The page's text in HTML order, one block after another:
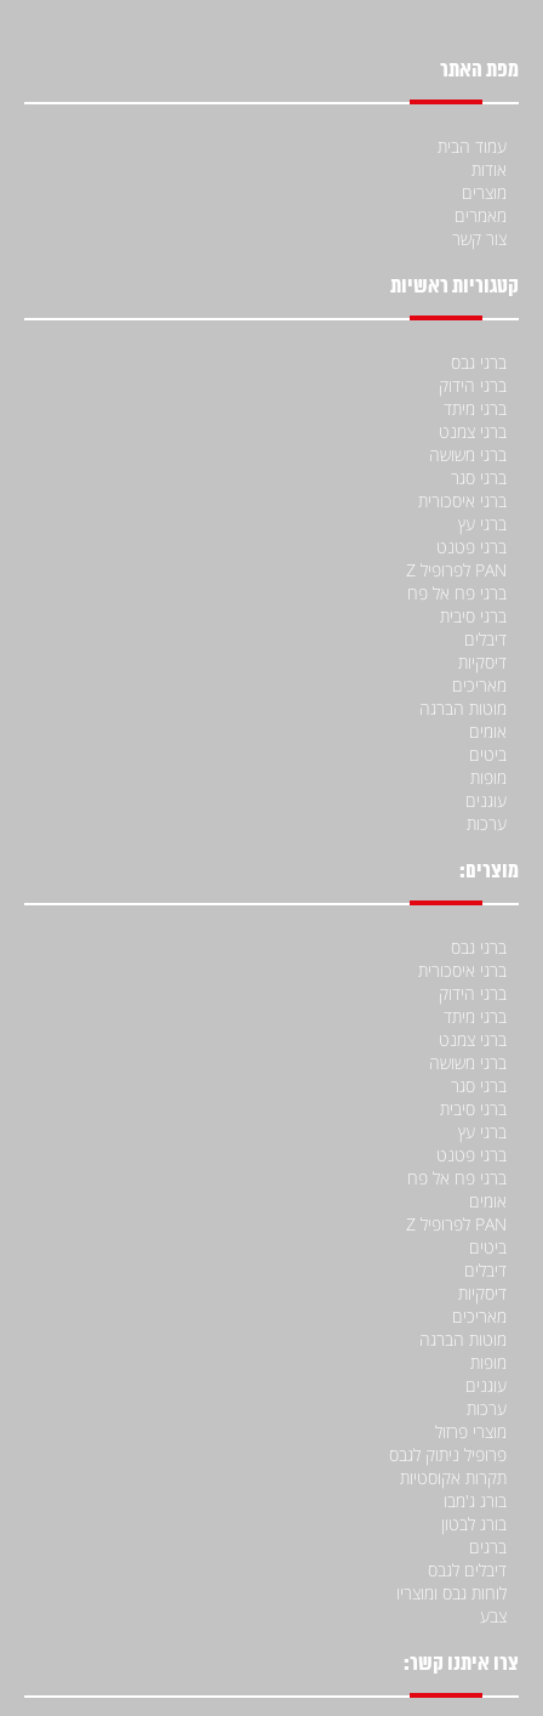
מפת האתר
עמוד הבית
אודות
מוצרים
מאמרים
צור קשר
קטגוריות ראשיות
ברגי גבס
ברגי הידוק
ברגי מיתד
ברגי צמנט
ברגי משושה
ברגי סגר
ברגי איסכורית
ברגי עץ
ברגי פטנט
PAN לפרופיל Z
ברגי פח אל פח
ברגי סיבית
דיבלים
דיסקיות
מאריכים
מוטות הברגה
אומים
ביטים
מופות
עוגנים
ערכות
מוצרים:
ברגי גבס
ברגי איסכורית
ברגי הידוק
ברגי מיתד
ברגי צמנט
ברגי משושה
ברגי סגר
ברגי סיבית
ברגי עץ
ברגי פטנט
ברגי פח אל פח
אומים
PAN לפרופיל Z
ביטים
דיבלים
דיסקיות
מאריכים
מוטות הברגה
מופות
עוגנים
ערכות
מוצרי פרזול
פרופיל ניתוק לגבס
תקרות אקוסטיות
בורג ג'מבו
בורג לבטון
ברגים
דיבלים לגבס
לוחות גבס ומוצריו
צבע
צרו איתנו קשר: